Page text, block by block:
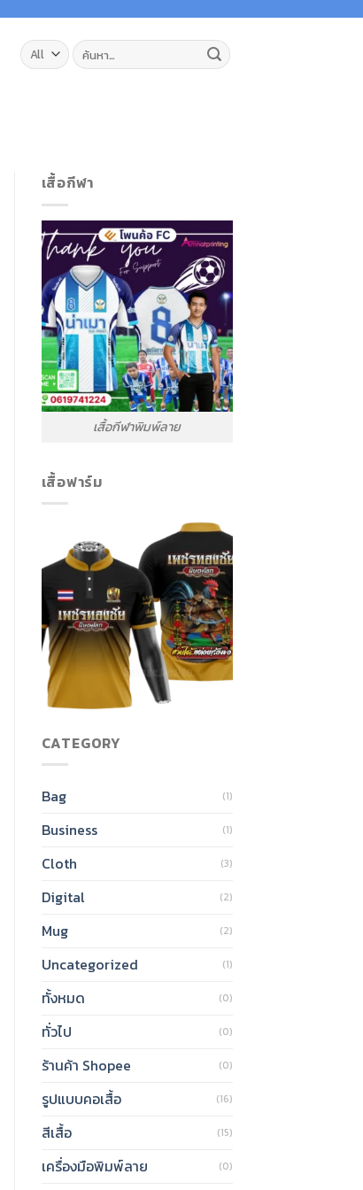
ค้นหา:
เสื้อกีฬา
เสื้อกีฬาพิมพ์ลาย
เสื้อฟาร์ม
CATEGORY
Bag (1)
Business (1)
Cloth (3)
Digital (2)
Mug (2)
Uncategorized (1)
ทั้งหมด (0)
ทั่วไป (0)
ร้านค้า Shopee (0)
รูปแบบคอเสื้อ (16)
สีเสื้อ (15)
เครื่องมือพิมพ์ลาย (0)